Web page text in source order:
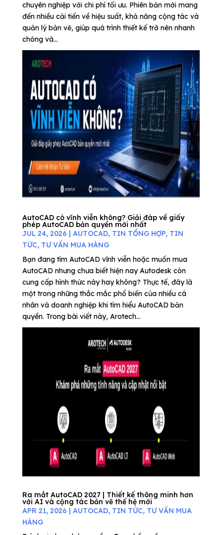
chuyên nghiệp với chi phí tối ưu. Phiên bản mới mang
đến nhiều cải tiến về hiệu suất, khả năng cộng tác và
quản lý bản vẽ, giúp quá trình thiết kế trở nên nhanh
chóng và...
AutoCAD có vĩnh viễn không? Giải đáp về giấy
phép AutoCAD bản quyền mới nhất
JUL 24, 2026 | AUTOCAD, TIN TỔNG HỢP, TIN
TỨC, TƯ VẤN MUA HÀNG
Bạn đang tìm AutoCAD vĩnh viễn hoặc muốn mua
AutoCAD nhưng chưa biết hiện nay Autodesk còn
cung cấp hình thức này hay không? Thực tế, đây là
một trong những thắc mắc phổ biến của nhiều cá
nhân và doanh nghiệp khi tìm hiểu AutoCAD bản
quyền. Trong bài viết này, Arotech...
Ra mắt AutoCAD 2027 | Thiết kế thông minh hơn
với AI và cộng tác bản vẽ thế hệ mới
APR 21, 2026 | AUTOCAD, TIN TỨC, TƯ VẤN MUA
HÀNG